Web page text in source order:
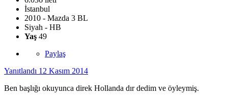
İstanbul
2010 - Mazda 3 BL
Siyah - HB
Yaş 49
Paylaş
Yanıtlandı 12 Kasım 2014
Ben başlığı okuyunca direk Hollanda dır dedim ve öyleymiş.